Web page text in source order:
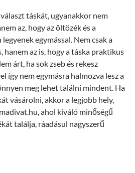
táskát, ugyanakkor nem
az, hogy az öltözék és a
egymással. Nem csak a
az is, hogy a táska praktikus
árt, ha sok zseb és rekesz
így nem egymásra halmozva lesz a
meg lehet találni mindent. Ha
vásárolni, akkor a legjobb hely,
ahol kiváló minőségű
találja, ráadásul nagyszerű